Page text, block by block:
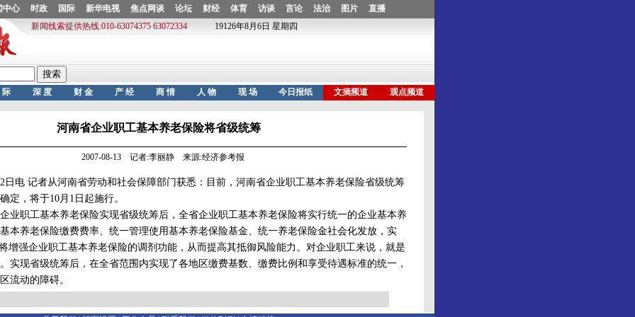
河南省企业职工基本养老保险将省级统筹
2007-08-13 记者:李丽静 来源:经济参考报
记者从河南省劳动和社会保障部门获悉：目前，河南省企业职工基本养老保险省级统筹
定，将于10月1日起施行。
工基本养老保险实现省级统筹后，全省企业职工基本养老保险将实行统一的企业基本养
本养老保险缴费费率、统一管理使用基本养老保险基金、统一养老保险金社会化发放，实
增强企业职工基本养老保险的调剂功能，从而提高其抵御风险能力。对企业职工来说，就是
实现省级统筹后，在全省范围内实现了各地区缴费基数、缴费比例和享受待遇标准的统一，
流动的障碍。